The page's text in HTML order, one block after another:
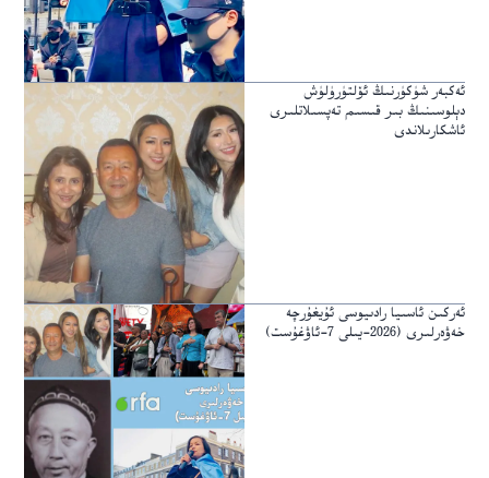
ئەكبەر شۈكۈرنىڭ ئۆلتۈرۈلۈش
دېلوسىنىڭ بىر قىسىم تەپسىلاتلىرى
ئاشكارىلاندى
ئەركىن ئاسىيا رادىيوسى ئۇيغۇرچە
خەۋەرلىرى (2026-يىلى 7-ئاۋغۇست)